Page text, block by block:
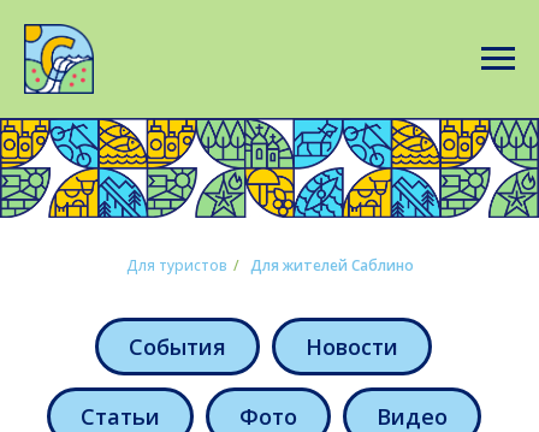
Для туристов / Для жителей Саблино
События Новости
Статьи Фото Видео